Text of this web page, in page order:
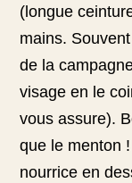
(longue
mains.
de la
visage en le
vous assure).
que le menton
nourrice en